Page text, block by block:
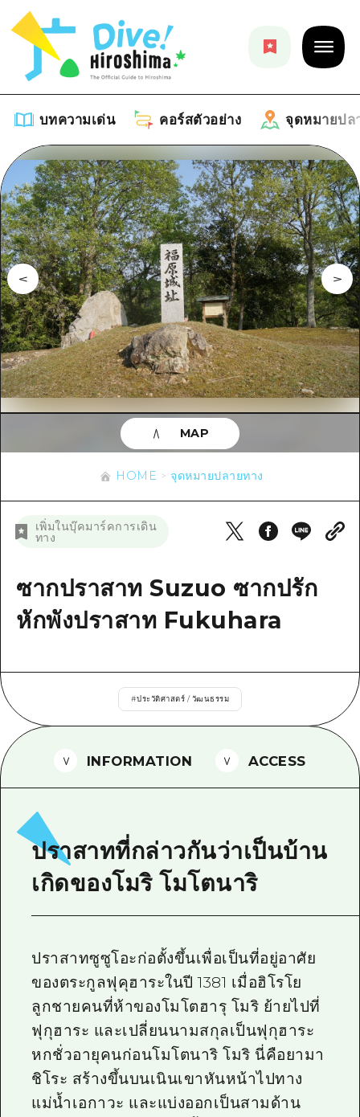
บทความเด่น คอร์สตัวอย่าง จุดหมายปล
บทความเด่น
รายการ
คำแนะนำ
ศิลปะ
งานอีเว้นท์ / เทศกาล
อาหารรสเลิศ / สุรา
การปั่นจักรยาน
ช้อปปิ้ง
กีฬา
สถานบันเทิงยามค่ำคืน
มาตรฐาน
ประวัติศาสตร์ / วัฒนธรรม
ธรรมชาติ
คอร์สตัวอย่าง
รายการ
คู่มือ Dive! Hiroshima
ฮิโรชิม่า โมชิ โมชิ ทราเวล
บริเวณรอบเมืองฮิโรชิม่า
อากิ
บิงโก
บริเวณรอบๆ มิยาจิมะ
จุดหมายปลายทาง
รายการ
บริเวณรอบเมืองฮิโรชิม่า
อากิ
บิงโก
บิโฮคุ
เกโฮคุ
อีเว้นท์
ข้อมูลตามฤดูกาล
ข้อมูลที่เป็นประโยชน์
รายการ
เข้าถึงเข้าถึง
สรุปการจราจรรอง
ตั๋วเที่ยวคุ้มค่าตั๋วเที่ยวคุ้มค่า
บริการรับฝากและจัดส่งสัมภาระ
TRAVELPAL International
ดาวน์โหลดรูปภาพ
ข้อมูลการขนส่งระหว่างเกิดภัยพิบัติ
ข่าว
HOME จุดหมายปลายทาง
เพิ่มในบุ๊คมาร์คการเดิน
ทาง
ซากปราสาท Suzuo ซากปรัก
หักพังปราสาท Fukuhara
#ประวัติศาสตร์ / วัฒนธรรม
MAP
INFORMATION ACCESS
ปราสาทที่กล่าวกันว่าเป็นบ้าน
เกิดของโมริ โมโตนาริ
ปราสาทซูซูโอะก่อตั้งขึ้นเพื่อเป็นที่อยู่อาศัย
ของตระกูลฟุคุฮาระในปี 1381 เมื่อฮิโรโย
ลูกชายคนที่ห้าของโมโตฮารุ โมริ ย้ายไปที่
ฟุกุฮาระ และเปลี่ยนนามสกุลเป็นฟุกุฮาระ
หกชั่วอายุคนก่อนโมโตนาริ โมริ นี่คือยามา
ชิโระ สร้างขึ้นบนเนินเขาหันหน้าไปทาง
แม่น้ำเอกาวะ และแบ่งออกเป็นสามด้าน